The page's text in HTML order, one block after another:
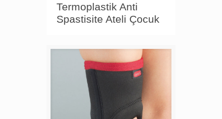
Termoplastik Anti
Spastisite Ateli Çocuk